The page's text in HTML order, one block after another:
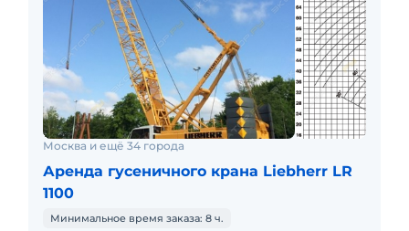
Москва и ещё 34 города
Аренда гусеничного крана Liebherr LR
1100
Минимальное время заказа: 8 ч.